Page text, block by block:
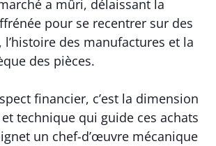
a mûri, délaissant la
pour se recentrer sur des
l’histoire des manufactures et la
des pièces.
financier, c’est la dimension
technique qui guide ces achats
un chef-d’œuvre mécanique